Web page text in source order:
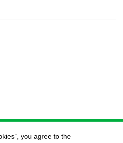
you agree to the